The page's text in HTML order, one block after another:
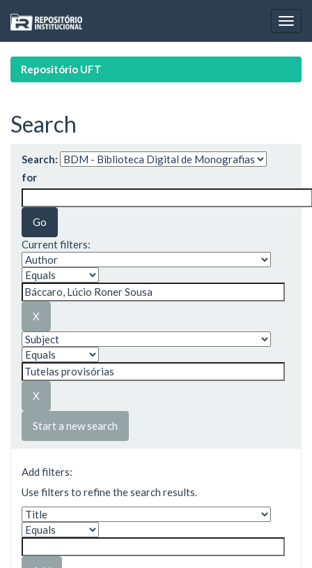
navigation
Repositório UFT
Search
Search:
for
Current filters:
Start a new search
Add filters:
Use filters to refine the search results.